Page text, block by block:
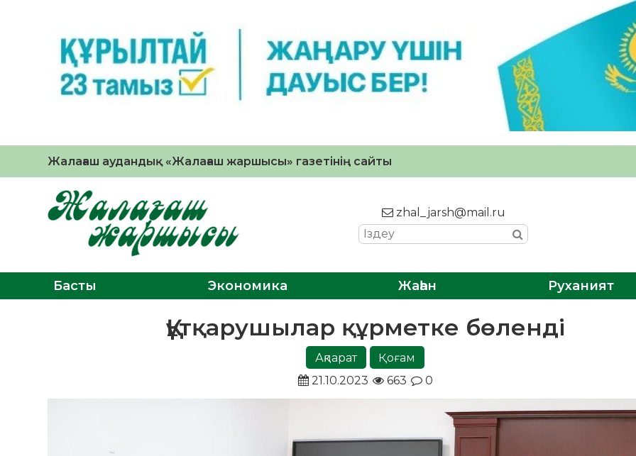
Жалағаш аудандық «Жалағаш жаршысы» газетінің сайты
zhal_jarsh@mail.ru
Басты Экономика Жаһан Руханият
Құтқарушылар құрметке бөленді
Ақпарат
Қоғам
21.10.2023
663 0